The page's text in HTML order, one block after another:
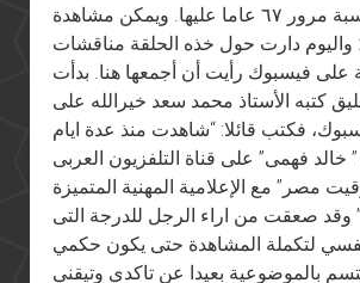
يوليو بمناسبة مرور ٦٧ عاما عليها. ويمكن مشاهدة
واليوم دارت حول خذه الحلقة مناقشات
على فيسبوك رأيت أن أجمعها هنا. بدأت
كتبه الأستاذ محمد سعد خيرالله على
فكتب قائلا: “شاهدت منذ عدة ايام
” خالد فهمى” على قناة التلفزيون العربى
مصر” مع الإعلامية المهنية المتميزة
وقد صعقت من اراء الرجل للدرجة التى
لتكملة المشاهدة حتى يكون حكمي